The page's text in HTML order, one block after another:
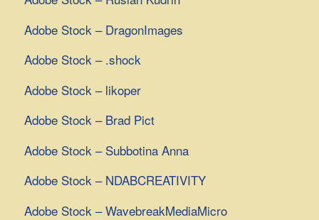
Adobe Stock – DragonImages
Adobe Stock – .shock
Adobe Stock – likoper
Adobe Stock – Brad Pict
Adobe Stock – Subbotina Anna
Adobe Stock – NDABCREATIVITY
Adobe Stock – WavebreakMediaMicro